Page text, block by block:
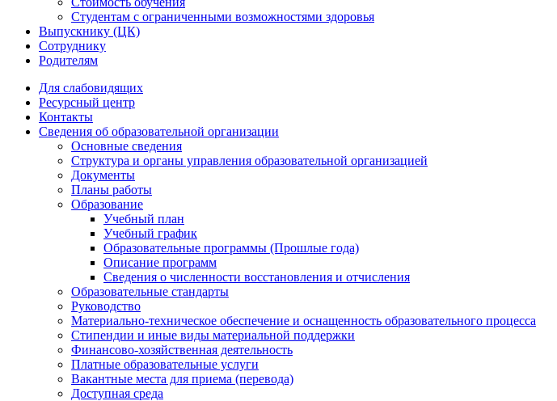
Студентам с ограниченными возможностями здоровья
Выпускнику (ЦК)
Сотруднику
Родителям
Для слабовидящих
Ресурсный центр
Контакты
Сведения об образовательной организации
Основные сведения
Структура и органы управления образовательной организацией
Документы
Планы работы
Образование
Учебный план
Учебный график
Образовательные программы (Прошлые года)
Описание программ
Сведения о численности восстановления и отчисления
Образовательные стандарты
Руководство
Материально-техническое обеспечение и оснащенность образовательного процесса
Стипендии и иные виды материальной поддержки
Финансово-хозяйственная деятельность
Платные образовательные услуги
Вакантные места для приема (перевода)
Доступная среда